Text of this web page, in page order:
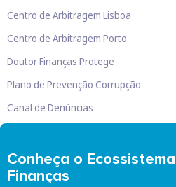
Conheça o
Finanças
Centro de Arbitragem Lisboa
Centro de Arbitragem Porto
Doutor Finanças Protege
Plano de Prevenção Corrupção
Canal de Denúncias